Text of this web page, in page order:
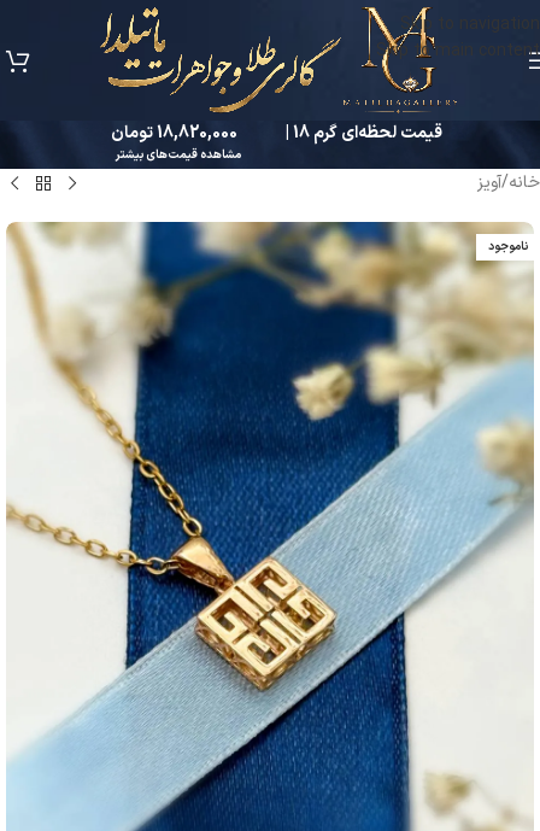
Skip to navigation
Skip to main content
قیمت لحظه‌ای گرم 18 | 18,820,000 تومان
مشاهده قیمت‌های بیشتر
خانه/آویز
ناموجود